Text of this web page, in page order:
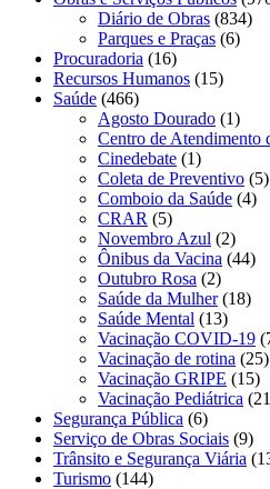
Diário de Obras (834)
Parques e Praças (6)
Procuradoria (16)
Recursos Humanos (15)
Saúde (466)
Agosto Dourado (1)
Centro de Atendimento
Cinedebate (1)
Coleta de Preventivo (5)
Comboio da Saúde (4)
CRAR (5)
Novembro Azul (2)
Ônibus da Vacina (44)
Outubro Rosa (2)
Saúde da Mulher(18)
Saúde Mental (13)
Vacinação COVID-19
Vacinação de rotina (25)
Vacinação GRIPE (15)
Vacinação Pediátrica
Segurança Pública (6)
Serviço de Obras Sociais (9)
Trânsito e Segurança Viária
Turismo (144)